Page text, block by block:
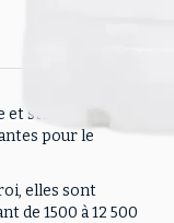
et standard
pour le
elles sont
de 1500 à 12 500